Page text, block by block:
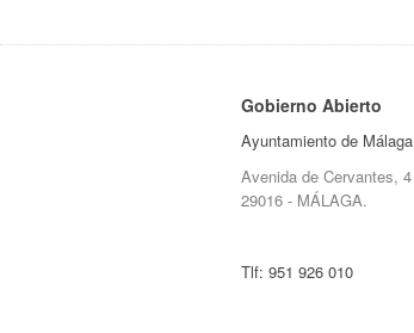
Gobierno Abierto
Ayuntamiento de Málaga
Avenida de Cervantes, 4
29016 - MÁLAGA.
Tlf: 951 926 010